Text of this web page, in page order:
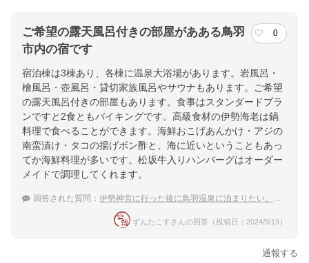
ご希望の露天風呂付きの部屋があある鳥羽
市内の宿です
0
宿泊棟は3棟あり、各棟に温泉大浴場があります。岩風呂・
檜風呂・壺風呂・貸切家族風呂やサウナもあります。ご希望
の露天風呂付きの部屋もあります。食事はスタンダードプラ
ンですと2食ともバイキングです。高級食材の伊勢海老は鍋
料理で食べることができます。海鮮おこげあんかけ・アジの
南蛮漬け・タコの揚げポン酢と、海に近いということもあっ
てか海鮮料理が多いです。松坂牛入りハンバーグはオーダー
メイドで調理してくれます。
回答された質問： 伊勢神宮に行った後に鳥羽温泉に泊まりたい。露天風呂がある部屋があるホテルをおしえて！
ずんたこすさんの回答（投稿日：2024/9/19）
通報する